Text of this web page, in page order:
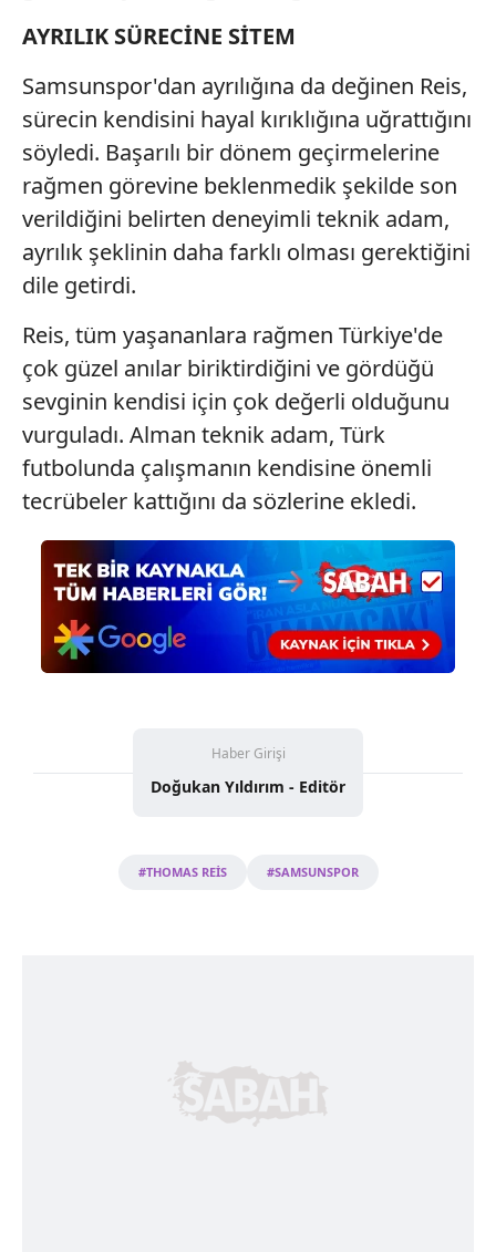
verileriniz işlenmekte olup gerekli olan çerezler bilgi
kullanılmaktadır. Diğer çerezler, sitemizin daha işlevsel
kılınması ve kişiselleştirilmesi ve sizlere yönelik
reklam/pazarlama faaliyetlerinin yapılması, amaçlarıyla
sınırlı olarak açık rızanız dahilinde kullanılacaktır.
Çerezlere ilişkin tercihlerinizi aşağıda yer alan panel
vasıtasıyla belirleyebilirsiniz. Çerezlere ilişkin detaylı bilgi
için Ayarlar butonuna tıklayabilir,
Metnimiziziyaret edebilirsiniz.
6698 sayılı Kişisel Verilerin Korunması Kanunu uyarınca
hazırlanmış Aydınlatma Metnimizi okumak ve sitemizde
ilgili mevzuata uygun olarak kullanılan çerezlerle ilgili bilgi
almak için lütfentıklayınız.
AYRILIK SÜRECİNE SİTEM
Samsunspor'dan ayrılığına da değinen Reis,
sürecin kendisini hayal kırıklığına uğrattığını
söyledi. Başarılı bir dönem geçirmelerine
rağmen görevine beklenmedik şekilde son
verildiğini belirten deneyimli teknik adam,
ayrılık şeklinin daha farklı olması gerektiğini
dile getirdi.
Reis, tüm yaşananlara rağmen Türkiye'de
çok güzel anılar biriktirdiğini ve gördüğü
sevginin kendisi için çok değerli olduğunu
vurguladı. Alman teknik adam, Türk
futbolunda çalışmanın kendisine önemli
tecrübeler kattığını da sözlerine ekledi.
Haber Girişi
Doğukan Yıldırım - Editör
#THOMAS REİS #SAMSUNSPOR